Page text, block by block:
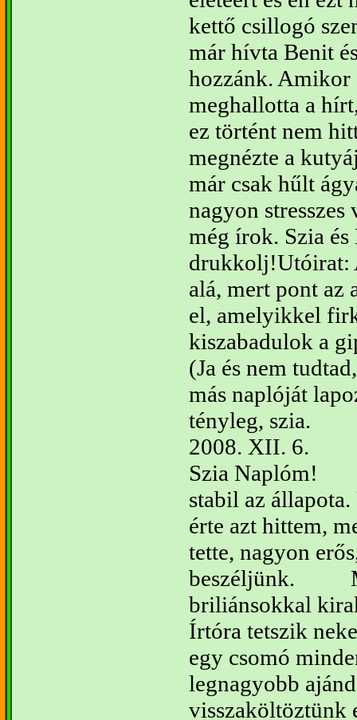
kettő csillogó
már hívta Benit
hozzánk. Amikor
meghallotta a
ez történt nem
megnézte a
már csak hűlt
nagyon
még írok. Szia
drukkolj!Utóirat:
alá, mert pont az
el, amelyikkel
kiszabadulok a
(Ja és nem
más naplóját
tényleg, szia.
2008. XII. 6.
Szia Naplóm!
stabil az
érte azt hittem,
tette, nagyon
beszéljünk.
briliánsokkal
Írtóra tetszik
egy csomó
legnagyobb
visszaköltöztünk